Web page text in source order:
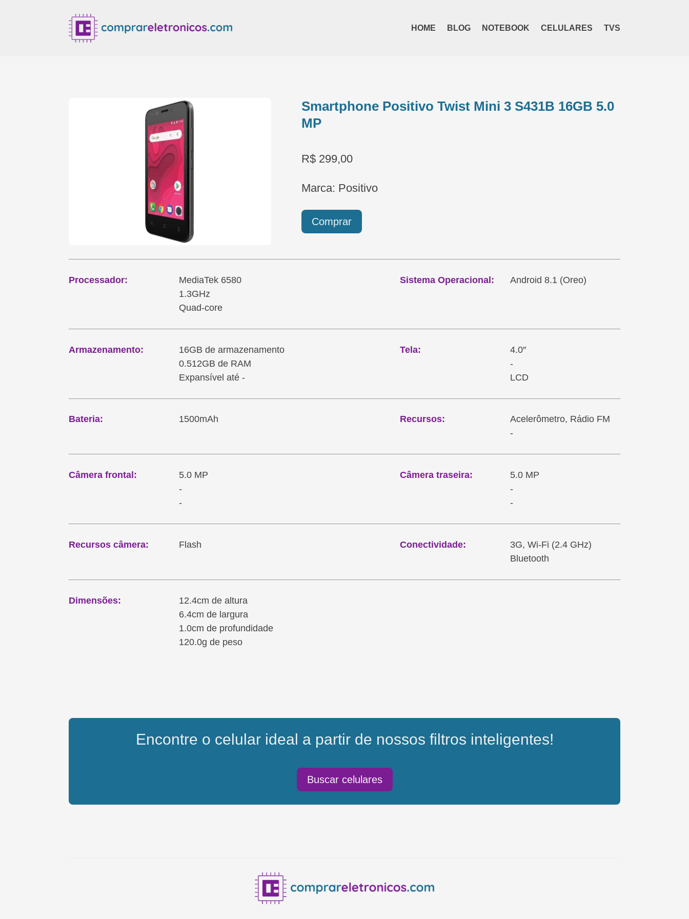
HOME BLOG NOTEBOOK CELULARES TVS
Smartphone Positivo Twist Mini 3 S431B 16GB 5.0
MP
R$ 299,00
Marca: Positivo
Comprar
Processador:
MediaTek 6580
1.3GHz
Quad-core
Sistema Operacional: Android 8.1 (Oreo)
Armazenamento:
16GB de armazenamento
0.512GB de RAM
Expansível até -
Tela:
4.0″
-
LCD
Bateria: 1500mAh Recursos:
Acelerômetro, Rádio FM
-
Câmera frontal:
5.0 MP
-
-
Câmera traseira:
5.0 MP
-
-
Recursos câmera: Flash Conectividade:
3G, Wi-Fi (2.4 GHz)
Bluetooth
Dimensões:
12.4cm de altura
6.4cm de largura
1.0cm de profundidade
120.0g de peso
Encontre o celular ideal a partir de nossos filtros inteligentes!
Buscar celulares